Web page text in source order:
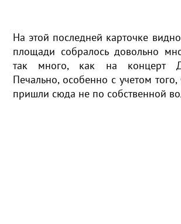
На этой последней карточке
площади собралось довольно
так много, как на концерт
Печально, особенно с учетом
пришли сюда не по собственной